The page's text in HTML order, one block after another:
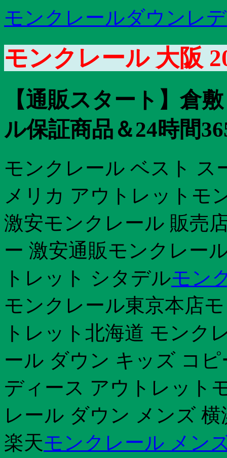
モンクレールダウンレ
モンクレール 大阪
【通販スタート】倉
ル保証商品＆24時間
モンクレール ベスト ス
メリカ アウトレットモ
激安モンクレール 販売
ー 激安通販モンクレー
トレット シタデルモン
モンクレール東京本店
トレット北海道 モンク
ール ダウン キッズ コ
ディース アウトレット
レール ダウン メンズ
楽天モンクレール メン